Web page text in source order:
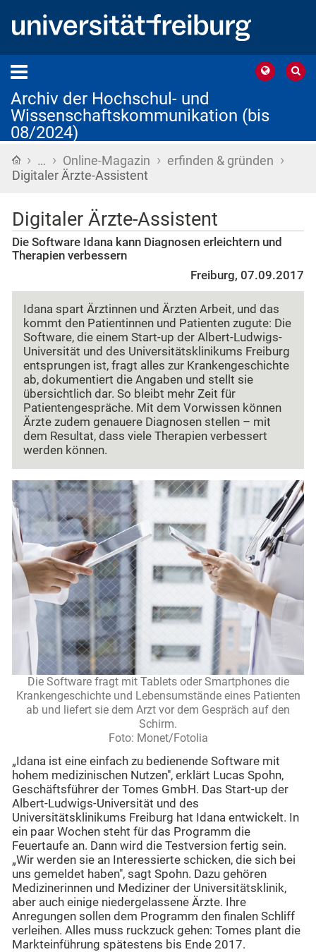
Archiv der Hochschul- und
Wissenschaftskommunikation (bis
08/2024)
Startseite
› … › Online-Magazin › erfinden & gründen ›
Digitaler Ärzte-Assistent
Digitaler Ärzte-Assistent
Die Software Idana kann Diagnosen erleichtern und
Therapien verbessern
Freiburg, 07.09.2017
Idana spart Ärztinnen und Ärzten Arbeit, und das
kommt den Patientinnen und Patienten zugute: Die
Software, die einem Start-up der Albert-Ludwigs-
Universität und des Universitätsklinikums Freiburg
entsprungen ist, fragt alles zur Krankengeschichte
ab, dokumentiert die Angaben und stellt sie
übersichtlich dar. So bleibt mehr Zeit für
Patientengespräche. Mit dem Vorwissen können
Ärzte zudem genauere Diagnosen stellen – mit
dem Resultat, dass viele Therapien verbessert
werden können.
Die Software fragt mit Tablets oder Smartphones die
Krankengeschichte und Lebensumstände eines Patienten
ab und liefert sie dem Arzt vor dem Gespräch auf den
Schirm.
Foto: Monet/Fotolia
„Idana ist eine einfach zu bedienende Software mit
hohem medizinischen Nutzen", erklärt Lucas Spohn,
Geschäftsführer der Tomes GmbH. Das Start-up der
Albert-Ludwigs-Universität und des
Universitätsklinikums Freiburg hat Idana entwickelt. In
ein paar Wochen steht für das Programm die
Feuertaufe an. Dann wird die Testversion fertig sein.
„Wir werden sie an Interessierte schicken, die sich bei
uns gemeldet haben", sagt Spohn. Dazu gehören
Medizinerinnen und Mediziner der Universitätsklinik,
aber auch einige niedergelassene Ärzte. Ihre
Anregungen sollen dem Programm den finalen Schliff
verleihen. Alles muss ruckzuck gehen: Tomes plant die
Markteinführung spätestens bis Ende 2017.